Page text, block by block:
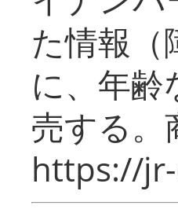
た情報（
に、年
売する。
https://